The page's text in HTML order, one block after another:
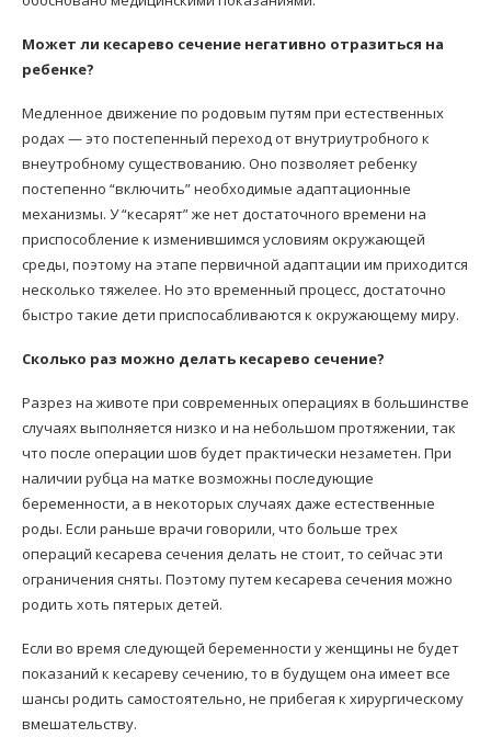
Может ли кесарево сечение негативно отразиться на
ребенке?
Медленное движение по родовым путям при естественных
родах — это постепенный переход от внутриутробного к
внеутробному существованию. Оно позволяет ребенку
постепенно “включить” необходимые адаптационные
механизмы. У “кесарят” же нет достаточного времени на
приспособление к изменившимся условиям окружающей
среды, поэтому на этапе первичной адаптации им приходится
несколько тяжелее. Но это временный процесс, достаточно
быстро такие дети приспосабливаются к окружающему миру.
Сколько раз можно делать кесарево сечение?
Разрез на животе при современных операциях в большинстве
случаях выполняется низко и на небольшом протяжении, так
что после операции шов будет практически незаметен. При
наличии рубца на матке возможны последующие
беременности, а в некоторых случаях даже естественные
роды. Если раньше врачи говорили, что больше трех
операций кесарева сечения делать не стоит, то сейчас эти
ограничения сняты. Поэтому путем кесарева сечения можно
родить хоть пятерых детей.
Если во время следующей беременности у женщины не будет
показаний к кесареву сечению, то в будущем она имеет все
шансы родить самостоятельно, не прибегая к хирургическому
вмешательству.